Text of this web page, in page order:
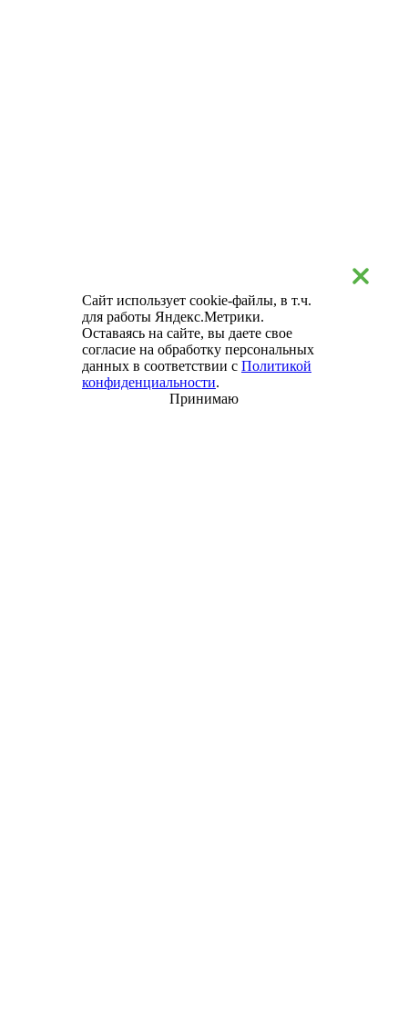
Сайт использует cookie-файлы, в т.ч.
для работы Яндекс.Метрики.
Оставаясь на сайте, вы даете свое
согласие на обработку персональных
данных в соответствии с Политикой
конфиденциальности.
Принимаю